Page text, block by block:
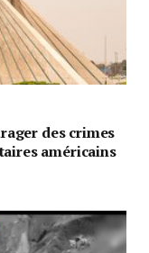
des crimes
américains